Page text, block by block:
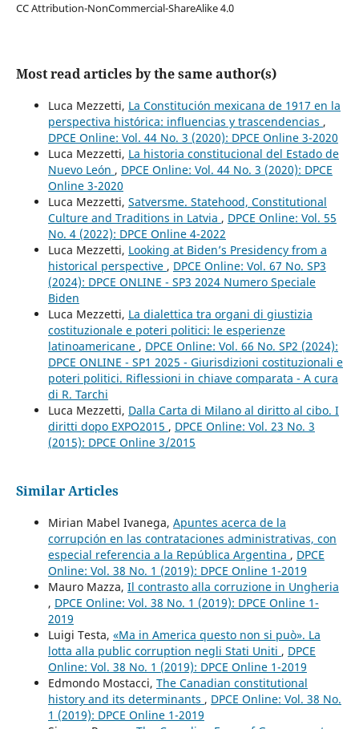
CC Attribution-NonCommercial-ShareAlike 4.0
Most read articles by the same author(s)
Luca Mezzetti, La Constitución mexicana de 1917 en la
perspectiva histórica: influencias y trascendencias ,
DPCE Online: Vol. 44 No. 3 (2020): DPCE Online 3-2020
Luca Mezzetti, La historia constitucional del Estado de
Nuevo León , DPCE Online: Vol. 44 No. 3 (2020): DPCE
Online 3-2020
Luca Mezzetti, Satversme. Statehood, Constitutional
Culture and Traditions in Latvia , DPCE Online: Vol. 55
No. 4 (2022): DPCE Online 4-2022
Luca Mezzetti, Looking at Biden’s Presidency from a
historical perspective , DPCE Online: Vol. 67 No. SP3
(2024): DPCE ONLINE - SP3 2024 Numero Speciale
Biden
Luca Mezzetti, La dialettica tra organi di giustizia
costituzionale e poteri politici: le esperienze
latinoamericane , DPCE Online: Vol. 66 No. SP2 (2024):
DPCE ONLINE - SP1 2025 - Giurisdizioni costituzionali e
poteri politici. Riflessioni in chiave comparata - A cura
di R. Tarchi
Luca Mezzetti, Dalla Carta di Milano al diritto al cibo. I
diritti dopo EXPO2015 , DPCE Online: Vol. 23 No. 3
(2015): DPCE Online 3/2015
Similar Articles
Mirian Mabel Ivanega, Apuntes acerca de la
corrupción en las contrataciones administrativas, con
especial referencia a la República Argentina , DPCE
Online: Vol. 38 No. 1 (2019): DPCE Online 1-2019
Mauro Mazza, Il contrasto alla corruzione in Ungheria
, DPCE Online: Vol. 38 No. 1 (2019): DPCE Online 1-
2019
Luigi Testa, «Ma in America questo non si può». La
lotta alla public corruption negli Stati Uniti , DPCE
Online: Vol. 38 No. 1 (2019): DPCE Online 1-2019
Edmondo Mostacci, The Canadian constitutional
history and its determinants , DPCE Online: Vol. 38 No.
1 (2019): DPCE Online 1-2019